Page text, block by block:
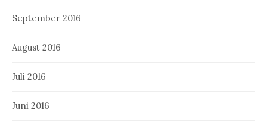
September 2016
August 2016
Juli 2016
Juni 2016